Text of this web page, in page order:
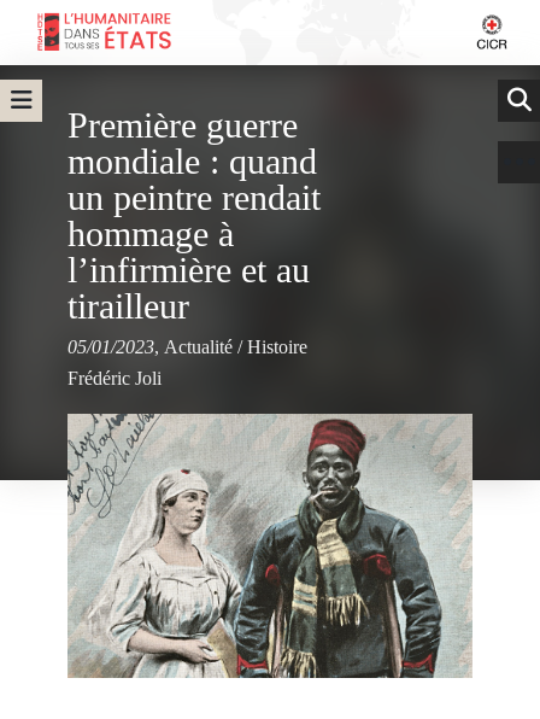
Première guerre
mondiale : quand
un peintre rendait
hommage à
l’infirmière et au
tirailleur
05/01/2023, Actualité /Histoire
Frédéric Joli